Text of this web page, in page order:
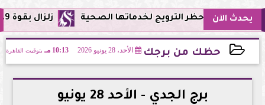
يحدث الآن زلزال بقوة 5.9 ريختر يشعر به سكان القاهرة وعدة محافظات.. مركزه شرق البحر المتوسط مصر وحظر الترويج لخدماتها الصحية
حظك من برجك الأحد، 28 يونيو 2026 10:13 مـ بتوقيت القاهرة
2026-06-28 22:13:45
برج الجدي - الأحد 28 يونيو